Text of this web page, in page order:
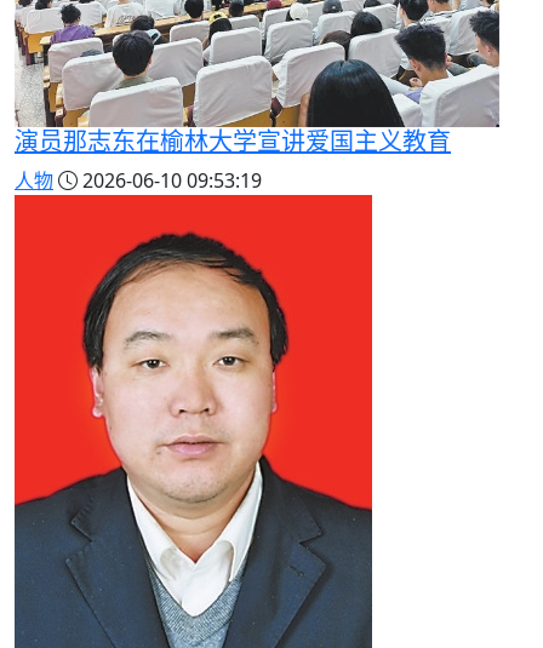
演员那志东在榆林大学宣讲爱国主义教育
人物 2026-06-10 09:53:19